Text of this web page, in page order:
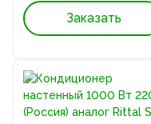
Заказать